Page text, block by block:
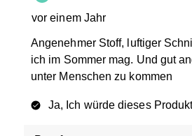
vor einem Jahr
Angenehmer Stoff, luftiger
ich im Sommer mag. Und gut
unter Menschen zu kommen
Ja, Ich würde dieses